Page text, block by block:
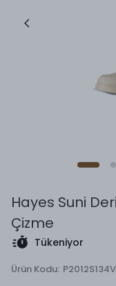
Hayes Suni
Çizme
Tükeniyor
Ürün Kodu: